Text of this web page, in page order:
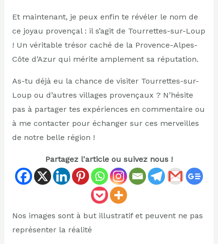
Et maintenant, je peux enfin te révéler le nom de
ce joyau provençal : il s’agit de Tourrettes-sur-Loup
! Un véritable trésor caché de la Provence-Alpes-
Côte d’Azur qui mérite amplement sa réputation.
As-tu déjà eu la chance de visiter Tourrettes-sur-
Loup ou d’autres villages provençaux ? N’hésite
pas à partager tes expériences en commentaire ou
à me contacter pour échanger sur ces merveilles
de notre belle région !
Partagez l'article ou suivez nous !
Nos images sont à but illustratif et peuvent ne pas
représenter la réalité